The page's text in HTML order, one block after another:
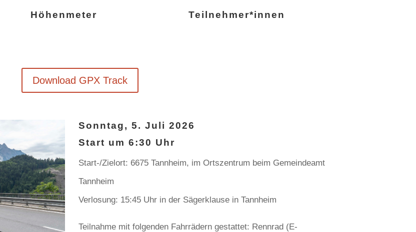
Höhenmeter Teilnehmer*innen
Download GPX Track
Sonntag, 5. Juli 2026
Start um 6:30 Uhr
Start-/Zielort: 6675 Tannheim, im Ortszentrum beim Gemeindeamt
Tannheim
Verlosung: 15:45 Uhr in der Sägerklause in Tannheim
Teilnahme mit folgenden Fahrrädern gestattet: Rennrad (E-